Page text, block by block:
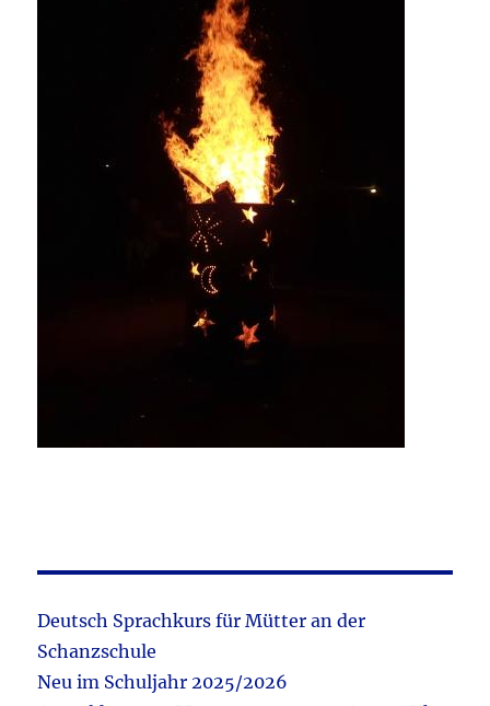
Deutsch Sprachkurs für Mütter an der
Schanzschule
Neu im Schuljahr 2025/2026